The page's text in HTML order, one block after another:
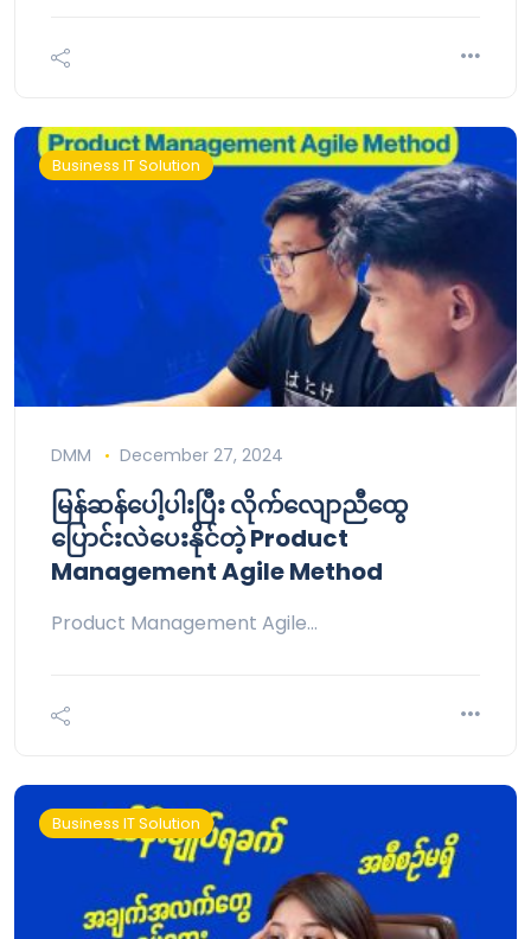
Business IT Solution
DMM December 27, 2024
မြန်ဆန်ပေါ့ပါးပြီး လိုက်လျောညီထွေ
ပြောင်းလဲပေးနိုင်တဲ့ Product
Management Agile Method
Product Management Agile…
Business IT Solution